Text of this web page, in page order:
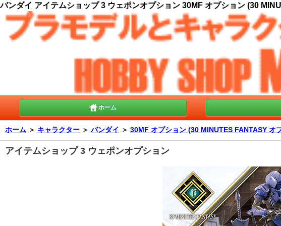
バンダイ アイテムショップ 3 ウェポンオプション 30MF オプション (30
ホーム
ホーム ＞ キャラクター ＞ バンダイ ＞ 30MF オプション (30 MINUTES FANTASY オ
アイテムショップ 3 ウェポンオプション